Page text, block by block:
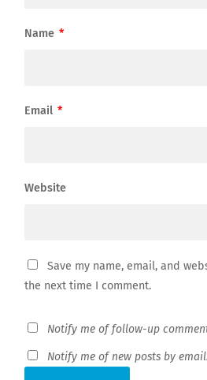
Name *
Email *
Website
Save my name, email, and
the next time I comment.
Notify me of follow-up
Notify me of new posts by email.